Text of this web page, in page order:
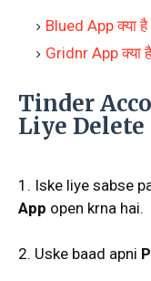
Blued App क्या
Gridnr App क्या
Tinder
Liye Delete
1. Iske liye sabse
App open krna hai.
2. Uske baad apni